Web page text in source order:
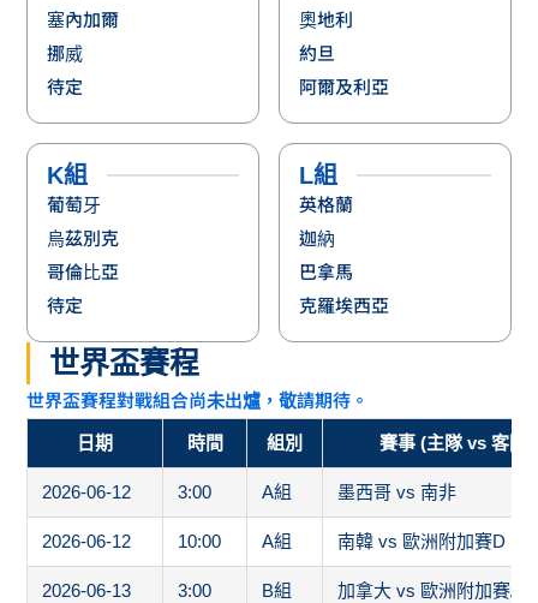
塞內加爾
挪威
待定
奧地利
約旦
阿爾及利亞
K組
葡萄牙
烏茲別克
哥倫比亞
待定
L組
英格蘭
迦納
巴拿馬
克羅埃西亞
世界盃賽程
世界盃賽程對戰組合尚未出爐，敬請期待。
日期 時間 組別 賽事 (主隊 vs 客隊)
2026-06-12 3:00 A組 墨西哥 vs 南非
2026-06-12 10:00 A組 南韓 vs 歐洲附加賽D
2026-06-13 3:00 B組 加拿大 vs 歐洲附加賽A